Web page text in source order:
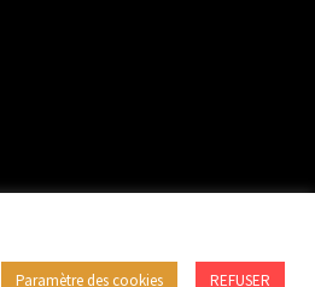
Paramètre des cookies REFUSER